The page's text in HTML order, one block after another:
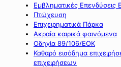
Εμβληματικές Επενδύσεις
Πτώχευση
Επιχειρηματικά Πάρκα
Ακραία καιρικά φαινόμενα
Οδηγία 89/106/ΕΟΚ
Καθαρό εισόδημα
επιχειρήσεων